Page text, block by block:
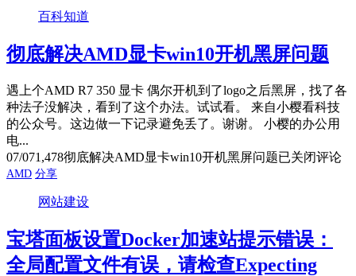
百科知道
彻底解决AMD显卡win10开机黑屏问题
遇上个AMD R7 350 显卡 偶尔开机到了logo之后黑屏，找了各
种法子没解决，看到了这个办法。试试看。 来自小樱看科技
的公众号。这边做一下记录避免丢了。谢谢。 小樱的办公用
电...
07/071,478彻底解决AMD显卡win10开机黑屏问题已关闭评论
AMD 分享
网站建设
宝塔面板设置Docker加速站提示错误：
全局配置文件有误，请检查Expecting